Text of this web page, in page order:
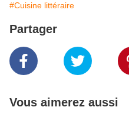
#Cuisine littéraire
Partager
Vous aimerez aussi